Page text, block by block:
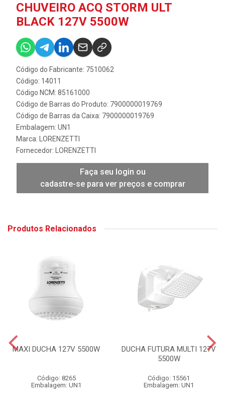
CHUVEIRO ACQ STORM ULT
BLACK 127V 5500W
Código do Fabricante: 7510062
Código: 14011
Código NCM: 85161000
Código de Barras do Produto: 7900000019769
Código de Barras da Caixa: 7900000019769
Embalagem: UN1
Marca:
LORENZETTI
Fornecedor:
LORENZETTI
Faça seu login ou
cadastre-se para ver preços e comprar
Produtos Relacionados
MAXI DUCHA 127V 5500W
Código: 8265
Embalagem: UN1
DUCHA FUTURA MULTI 127V
5500W
Código: 15561
Embalagem: UN1